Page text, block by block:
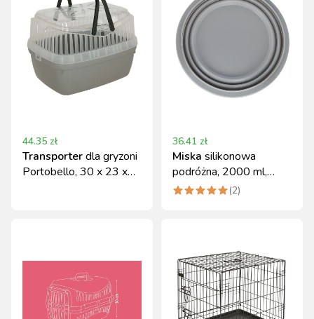
44.35 zł
Transporterdla gryzoni
Portobello, 30 x 23 x
36.41 zł
Miska silikonowa
podróżna, 2000 ml,
szara, Kerbl(2)